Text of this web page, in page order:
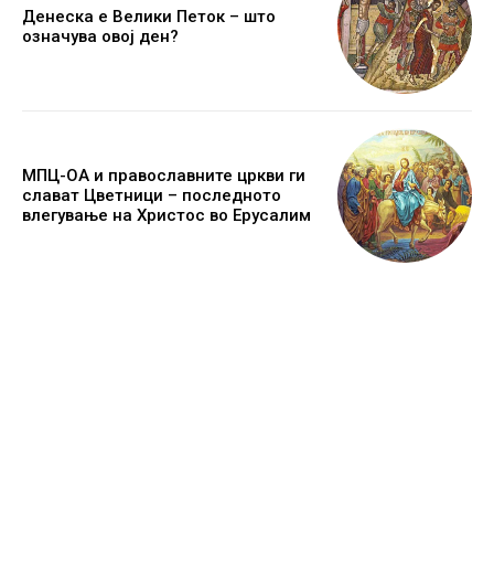
Денеска е Велики Петок – што
означува овој ден?
МПЦ-ОА и православните цркви ги
слават Цветници – последното
влегување на Христос во Ерусалим